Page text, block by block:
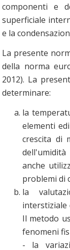
componenti e
superficiale
e la
La presente
della norma
2012). La
determinare:
la
elementi
crescita di
anche
problemi di
la
interstiziale
Il metodo
fenomeni
- la